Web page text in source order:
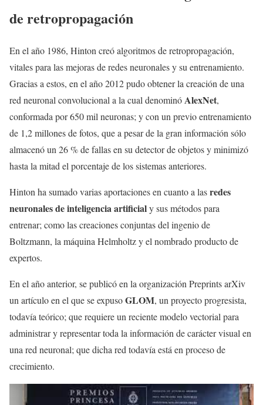
de retropropagación
En el año 1986, Hinton creó algoritmos de retropropagación,
vitales para las mejoras de redes neuronales y su entrenamiento.
Gracias a estos, en el año 2012 pudo obtener la creación de una
red neuronal convolucional a la cual denominóAlexNet,
conformada por 650 mil neuronas; y con un previo entrenamiento
de 1,2 millones de fotos, que a pesar de la gran información sólo
almacenó un 26 % de fallas en su detector de objetos y minimizó
hasta la mitad el porcentaje de los sistemas anteriores.
Hinton ha sumado varias aportaciones en cuanto a lasredes
neuronales de inteligencia artificialy sus métodos para
entrenar; como las creaciones conjuntas del ingenio de
Boltzmann, la máquina Helmholtz y el nombrado producto de
expertos.
En el año anterior, se publicó en la organización Preprints arXiv
un artículo en el que se expusoGLOM, un proyecto progresista,
todavía teórico; que requiere un reciente modelo vectorial para
administrar y representar toda la información de carácter visual en
una red neuronal; que dicha red todavía está en proceso de
crecimiento.